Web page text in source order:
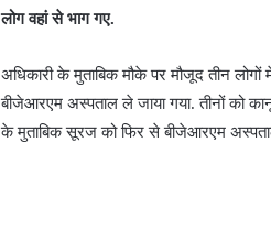
लोग वहां से भाग गए.
अधिकारी के मुताबिक मौके पर मौजूद तीन
बीजेआरएम अस्पताल ले जाया गया. तीनों को
के मुताबिक सूरज को फिर से बीजेआरएम